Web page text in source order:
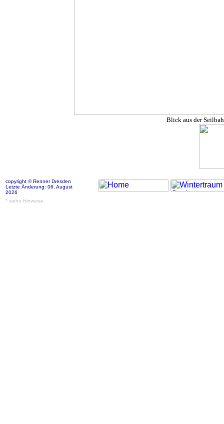
Blick aus der
copyright © Renner Dresden
Letzte Änderung: 06. August
2026
* siehe Hinweise